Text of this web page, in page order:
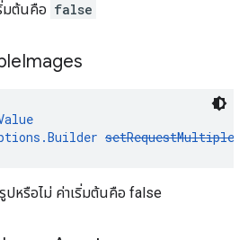
มต้นคือ false
Images
ปหรือไม่ ค่าเริ่มต้นคือ false